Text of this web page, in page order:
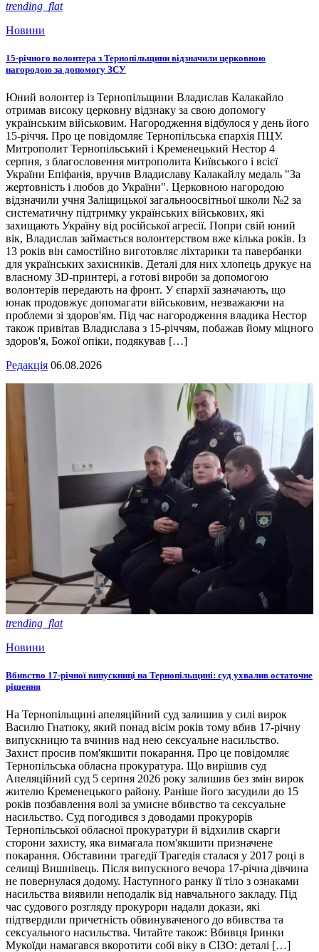
trending_flat
Новини
15-річного волонтера з Тернопільщини відзначили церковною
нагородою за допомогу ЗСУ
Юний волонтер із Тернопільщини Владислав Калакайло
отримав високу церковну відзнаку за свою допомогу
українським військовим. Нагородження відбулося у день його
15-річчя. Про це повідомляє Тернопільська єпархія ПЦУ.
Митрополит Тернопільський і Кременецький Нестор 4
серпня, з благословення митрополита Київського і всієї
України Епіфанія, вручив Владиславу Калакайлу медаль "За
жертовність і любов до України". Церковною нагородою
відзначили учня Заліщицької загальноосвітньої школи №2 за
систематичну підтримку українських військових, які
захищають Україну від російської агресії. Попри свій юний
вік, Владислав займається волонтерством вже кілька років. Із
13 років він самостійно виготовляє ліхтарики та павербанки
для українських захисників. Деталі для них хлопець друкує на
власному 3D-принтері, а готові вироби за допомогою
волонтерів передають на фронт. У єпархії зазначають, що
юнак продовжує допомагати військовим, незважаючи на
проблеми зі здоров'ям. Під час нагородження владика Нестор
також привітав Владислава з 15-річчям, побажав йому міцного
здоров'я, Божої опіки, подякував […]
Редакція 06.08.2026
trending_flat
Новини
Вбивство 17-річної випускниці на Тернопільщині: суд ухвалив остаточне
рішення
На Тернопільщині апеляційний суд залишив у силі вирок
Василю Гнатюку, який понад вісім років тому вбив 17-річну
випускницю та вчинив над нею сексуальне насильство.
Захист просив пом'якшити покарання. Про це повідомляє
Тернопільська обласна прокуратура. Що вирішив суд
Апеляційний суд 5 серпня 2026 року залишив без змін вирок
жителю Кременецького району. Раніше його засудили до 15
років позбавлення волі за умисне вбивство та сексуальне
насильство. Суд погодився з доводами прокурорів
Тернопільської обласної прокуратури й відхилив скарги
сторони захисту, яка вимагала пом'якшити призначене
покарання. Обставини трагедії Трагедія сталася у 2017 році в
селищі Вишнівець. Після випускного вечора 17-річна дівчина
не повернулася додому. Наступного ранку її тіло з ознаками
насильства виявили неподалік від навчального закладу. Під
час судового розгляду прокурори надали докази, які
підтвердили причетність обвинуваченого до вбивства та
сексуального насильства. Читайте також: Вбивця Іринки
Мукоїди намагався вкоротити собі віку в СІЗО: деталі […]